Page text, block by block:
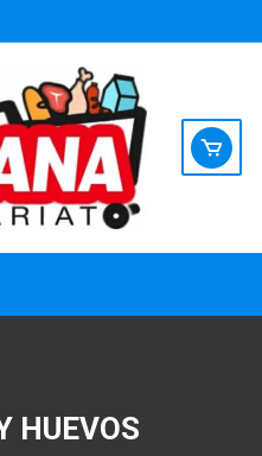
HUEVOS